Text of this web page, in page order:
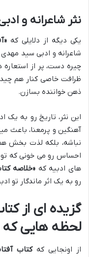
نثر شاعرانه و
یکی دیگه از دلایلی که
شاعرانه و ادبی سید
چیره دست، پر از
ظرافت خاصی کنار هم
ذهن خواننده بسازن.
این نثر، تاریخ رو به یک
آهنگین و پرمعنا، باعث
نباشه، بلکه لذت بخش
احساس رو می خونی که تو
های ادبیه که «خلاصه
رو به یک اثر ماندگار تو
گزیده ای از
لحظه هایی که
از اونجایی کهکتاب